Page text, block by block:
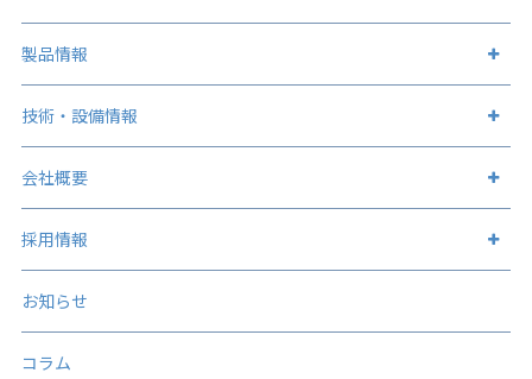
製品情報
製品情報トップ
金属筐体
板金加工製品
表面処理加工（建物）
技術・設備情報
技術・設備情報トップ
表面処理加工
ステンレス表面処理
会社概要
会社概要トップ
企業理念
コンプライアンス
採用情報
人事メッセージ
テクノロジー
お知らせ
コラム